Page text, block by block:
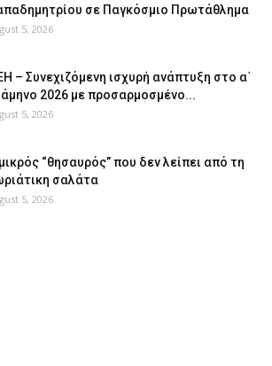
σε Παγκόσμιο Πρωτάθλημα
5, 2026
– Συνεχιζόμενη ισχυρή ανάπτυξη στο α΄
2026 με προσαρμοσμένο...
5, 2026
“θησαυρός” που δεν λείπει από τη
σαλάτα
5, 2026